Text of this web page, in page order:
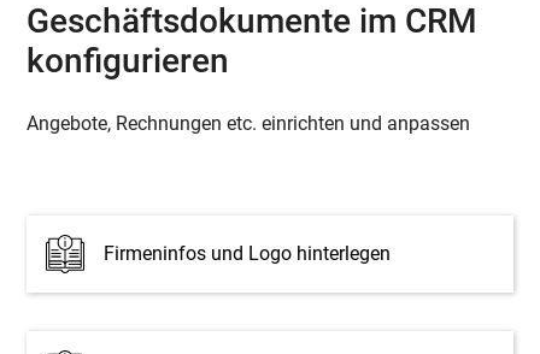
Geschäftsdokumente im CRM
konfigurieren
Angebote, Rechnungen etc. einrichten und anpassen
Firmeninfos und Logo hinterlegen